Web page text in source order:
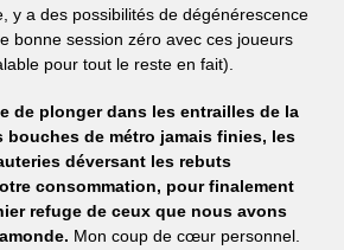
y a des possibilités de dégénérescence
bonne session zéro avec ces joueurs
pour tout le reste en fait).
de plonger dans les entrailles de la
bouches de métro jamais finies, les
déversant les rebuts
consommation, pour finalement
refuge de ceux que nous avons
Mon coup de cœur personnel.